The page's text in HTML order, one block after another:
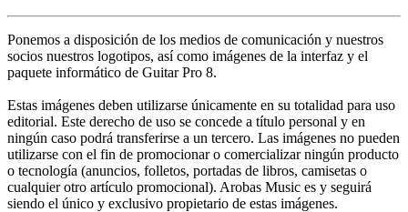
Ponemos a disposición de los medios de comunicación y nuestros
socios nuestros logotipos, así como imágenes de la interfaz y el
paquete informático de Guitar Pro 8.
Estas imágenes deben utilizarse únicamente en su totalidad para uso
editorial. Este derecho de uso se concede a título personal y en
ningún caso podrá transferirse a un tercero. Las imágenes no pueden
utilizarse con el fin de promocionar o comercializar ningún producto
o tecnología (anuncios, folletos, portadas de libros, camisetas o
cualquier otro artículo promocional). Arobas Music es y seguirá
siendo el único y exclusivo propietario de estas imágenes.